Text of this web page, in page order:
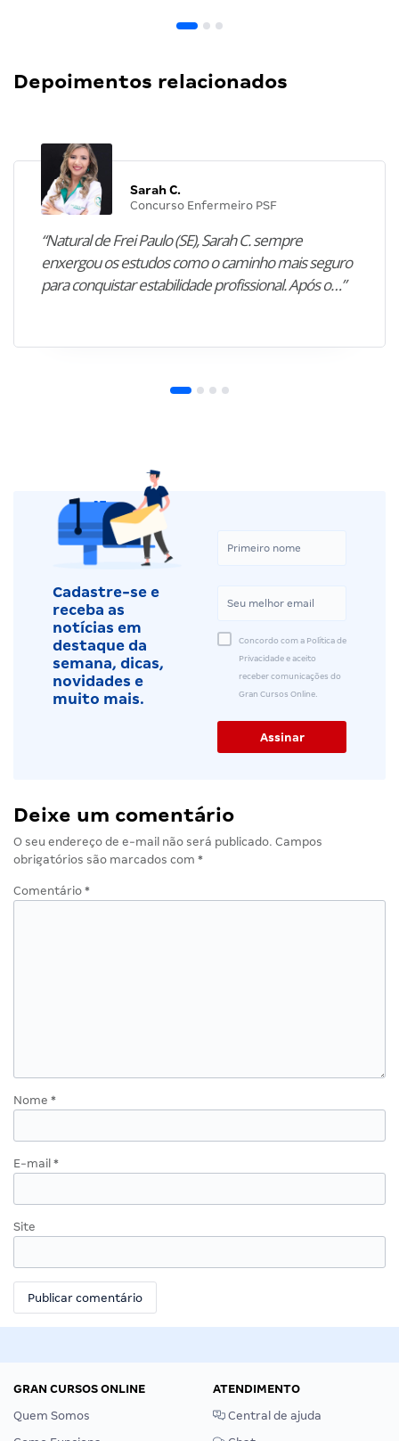
Depoimentos relacionados
Sarah C.
Concurso Enfermeiro PSF
“Natural de Frei Paulo (SE), Sarah C. sempre
enxergou os estudos como o caminho mais seguro
para conquistar estabilidade profissional. Após o…”
Cadastre-se e
receba as
notícias em
destaque da
semana, dicas,
novidades e
muito mais.
Concordo com a Política de
Privacidade e aceito
receber comunicações do
Gran Cursos Online.
Deixe um comentário
O seu endereço de e-mail não será publicado. Campos
obrigatórios são marcados com *
Comentário *
Nome *
E-mail *
Site
GRAN CURSOS ONLINE
Quem Somos
ATENDIMENTO
Central de ajuda